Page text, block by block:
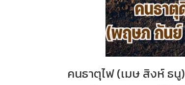
คนธาตุไฟ (เมษ สิงห์ ธนู)